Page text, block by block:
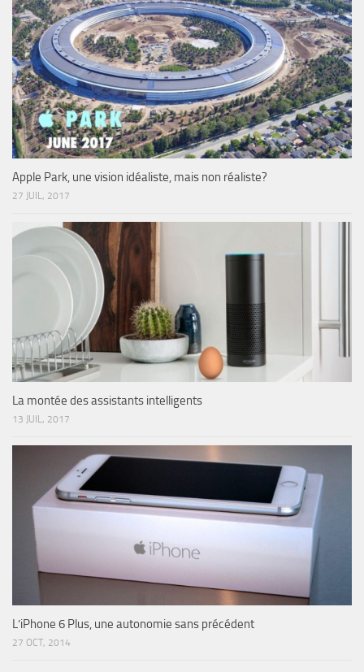
Apple Park, une vision idéaliste, mais non réaliste?
27 JUIL, 2017
La montée des assistants intelligents
13 JUIL, 2017
L’iPhone 6 Plus, une autonomie sans précédent
27 OCT, 2014